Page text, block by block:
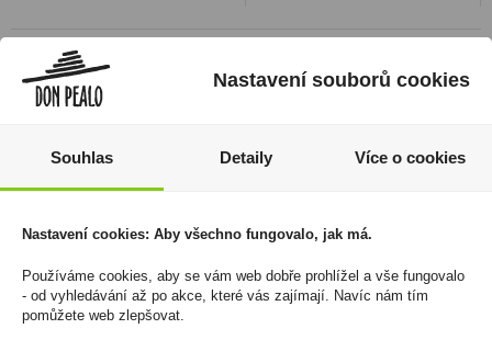
Twix Xtra 75g
24 Kč
Rulandské šedé Pozdní
Nastavení souborů cookies
Souhlas Detaily Více o cookies
Nastavení cookies: Aby všechno fungovalo, jak má.
Používáme cookies, aby se vám web dobře prohlížel a vše fungovalo
- od vyhledávání až po akce, které vás zajímají. Navíc nám tím
pomůžete web zlepšovat.